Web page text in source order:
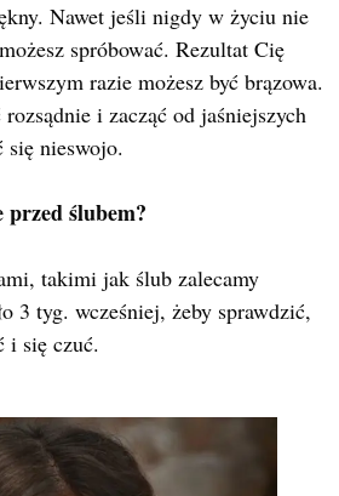
Nawet jeśli nigdy w życiu nie
spróbować. Rezultat Cię
razie możesz być brązowa.
i zacząć od jaśniejszych
się nieswojo.
przed ślubem?
takimi jak ślub zalecamy
3 tyg. wcześniej, żeby sprawdzić,
i się czuć.